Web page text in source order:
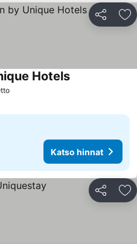
Jaa
Hotels
Katso hinnat
Jaa